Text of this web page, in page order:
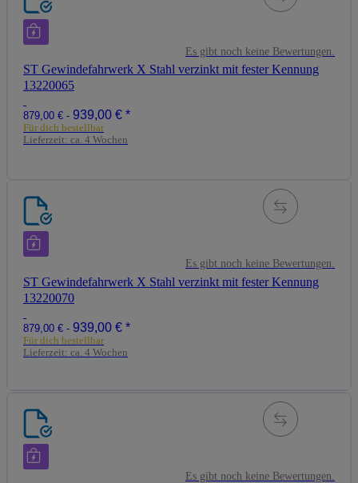
Es gibt noch keine Bewertungen.
ST Gewindefahrwerk X Stahl verzinkt mit fester Kennung
13220065
879,00 € - 939,00 € *
Für dich bestellbar
Lieferzeit: ca. 4 Wochen
Es gibt noch keine Bewertungen.
ST Gewindefahrwerk X Stahl verzinkt mit fester Kennung
13220070
879,00 € - 939,00 € *
Für dich bestellbar
Lieferzeit: ca. 4 Wochen
Es gibt noch keine Bewertungen.